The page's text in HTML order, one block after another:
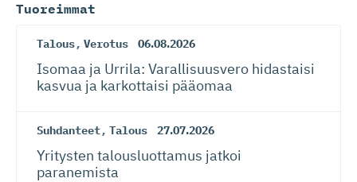
Tuoreimmat
Talous, Verotus 06.08.2026
Isomaa ja Urrila: Varallisuusvero hidastaisi
kasvua ja karkottaisi pääomaa
Suhdanteet, Talous 27.07.2026
Yritysten talousluottamus jatkoi
paranemista